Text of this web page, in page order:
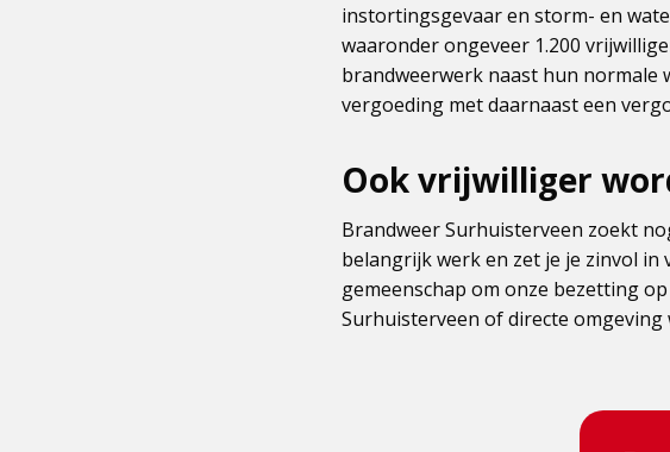
instortingsgevaar en storm- en
waaronder ongeveer 1.200
brandweerwerk naast hun normale
vergoeding met daarnaast een
Ook vrijwilliger
Brandweer Surhuisterveen zoekt
belangrijk werk en zet je je zinvol
gemeenschap om onze bezetting
Surhuisterveen of directe